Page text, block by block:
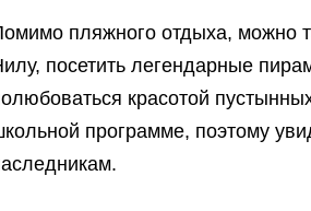
пляжного отдыха, можно
посетить легендарные
красотой
программе, поэтому